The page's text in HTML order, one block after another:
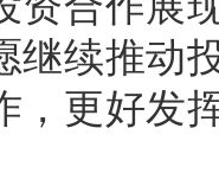
继续推动
，更好发